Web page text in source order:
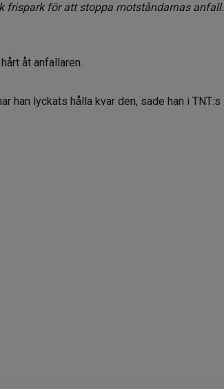
frispark för att stoppa motståndarnas anfall.
åt anfallaren.
han lyckats hålla kvar den, sade han i TNT:s